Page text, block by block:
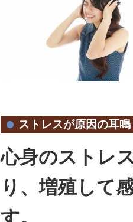
ストレスが原因の耳鳴
心身のストレ
り、増殖して
す。